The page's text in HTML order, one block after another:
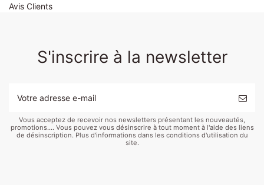
Avis Clients
S'inscrire à la newsletter
Vous acceptez de recevoir nos newsletters présentant les nouveautés,
promotions.... Vous pouvez vous désinscrire à tout moment à l'aide des liens
de désinscription. Plus d'informations dans les conditions d'utilisation du
site.